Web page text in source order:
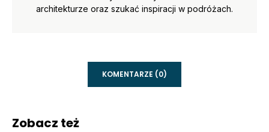
architekturze oraz szukać inspiracji w podróżach.
KOMENTARZE (0)
Zobacz też